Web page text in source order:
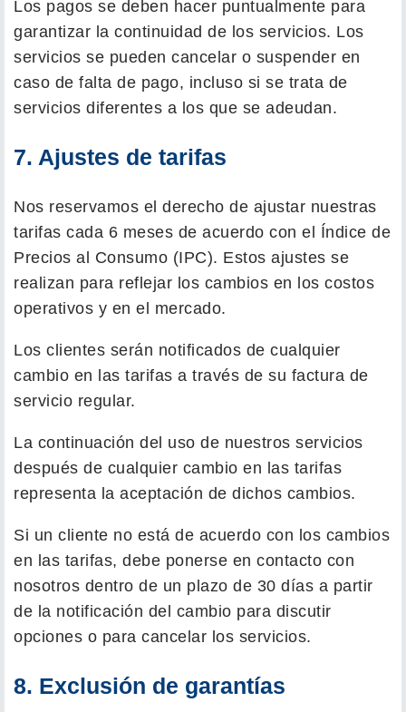
Los pagos se deben hacer puntualmente para
garantizar la continuidad de los servicios. Los
servicios se pueden cancelar o suspender en
caso de falta de pago, incluso si se trata de
servicios diferentes a los que se adeudan.
7. Ajustes de tarifas
Nos reservamos el derecho de ajustar nuestras
tarifas cada 6 meses de acuerdo con el Índice de
Precios al Consumo (IPC). Estos ajustes se
realizan para reflejar los cambios en los costos
operativos y en el mercado.
Los clientes serán notificados de cualquier
cambio en las tarifas a través de su factura de
servicio regular.
La continuación del uso de nuestros servicios
después de cualquier cambio en las tarifas
representa la aceptación de dichos cambios.
Si un cliente no está de acuerdo con los cambios
en las tarifas, debe ponerse en contacto con
nosotros dentro de un plazo de 30 días a partir
de la notificación del cambio para discutir
opciones o para cancelar los servicios.
8. Exclusión de garantías